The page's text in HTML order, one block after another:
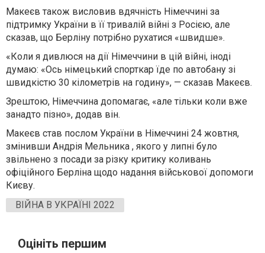
Макеєв також висловив вдячність Німеччині за
підтримку України в її тривалій війні з Росією, але
сказав, що Берліну потрібно рухатися «швидше».
«Коли я дивлюся на дії Німеччини в цій війні, іноді
думаю: «Ось німецький спорткар їде по автобану зі
швидкістю 30 кілометрів на годину», — сказав Макеєв.
Зрештою, Німеччина допомагає, «але тільки коли вже
занадто пізно», додав він.
Макеєв став послом України в Німеччині 24 жовтня,
змінивши Андрія Мельника , якого у липні було
звільнено з посади за різку критику коливань
офіційного Берліна щодо надання військової допомоги
Києву.
ВІЙНА В УКРАЇНІ 2022
Оцініть першим